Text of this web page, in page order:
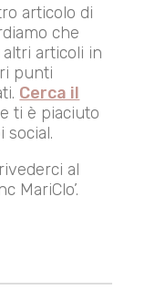
articolo di
che
articoli in
punti
Cerca il
ti è piaciuto
social.
al
MariClo’.